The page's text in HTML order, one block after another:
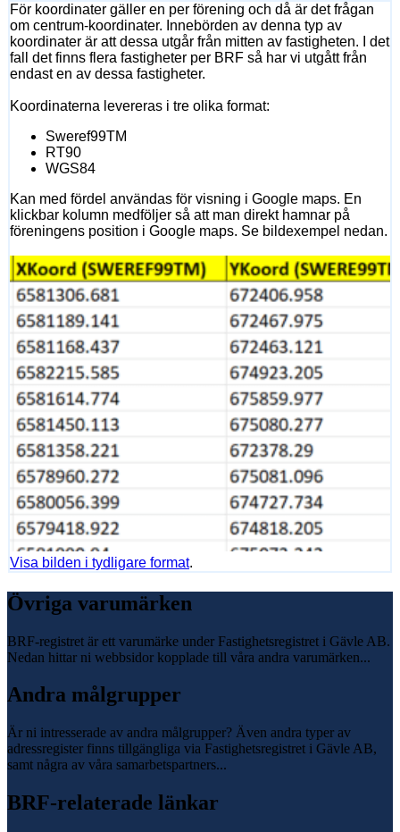
För koordinater gäller en per förening och då är det frågan
om centrum-koordinater. Innebörden av denna typ av
koordinater är att dessa utgår från mitten av fastigheten. I det
fall det finns flera fastigheter per BRF så har vi utgått från
endast en av dessa fastigheter.
Koordinaterna levereras i tre olika format:
Sweref99TM
RT90
WGS84
Kan med fördel användas för visning i Google maps. En
klickbar kolumn medföljer så att man direkt hamnar på
föreningens position i Google maps. Se bildexempel nedan.
Visa bilden i tydligare format.
Övriga varumärken
BRF-registret är ett varumärke under Fastighetsregistret i Gävle AB.
Nedan hittar ni webbsidor kopplade till våra andra varumärken...
Andra målgrupper
Är ni intresserade av andra målgrupper? Även andra typer av
adressregister finns tillgängliga via Fastighetsregistret i Gävle AB,
samt några av våra samarbetspartners...
BRF-relaterade länkar